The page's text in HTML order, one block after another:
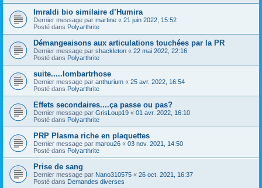
Imraldi bio similaire d’Humira
Dernier message par martine « 21 juin 2022, 15:52
Posté dans Polyarthrite
Démangeaisons aux articulations touchées par la PR
Dernier message par shackleton « 22 mai 2022, 22:16
Posté dans Polyarthrite
suite.....lombartrhose
Dernier message par anthurium « 25 avr. 2022, 16:54
Posté dans Polyarthrite
Effets secondaires....ça passe ou pas?
Dernier message par GrisLoup19 « 01 avr. 2022, 16:10
Posté dans Polyarthrite
PRP Plasma riche en plaquettes
Dernier message par marou26 « 03 nov. 2021, 14:50
Posté dans Polyarthrite
Prise de sang
Dernier message par Nano310575 « 26 oct. 2021, 16:37
Posté dans Demandes diverses